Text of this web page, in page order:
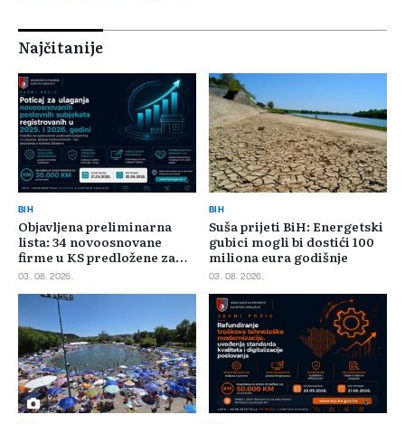
Najčitanije
BIH
Objavljena preliminarna
lista: 34 novoosnovane
firme u KS predložene za
400.000 KM poticaja
03. 08. 2026.
BIH
Suša prijeti BiH: Energetski
gubici mogli bi dostići 100
miliona eura godišnje
03. 08. 2026.